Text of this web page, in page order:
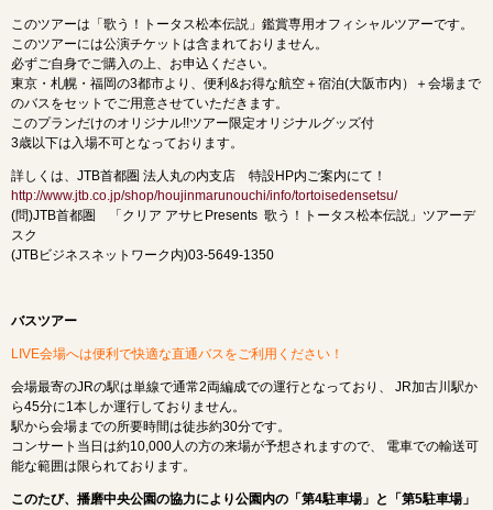
このツアーは「歌う！トータス松本伝説」鑑賞専用オフィシャルツアーです。
このツアーには公演チケットは含まれておりません。
必ずご自身でご購入の上、お申込ください。
東京・札幌・福岡の3都市より、便利&お得な航空＋宿泊(大阪市内）＋会場まで
のバスをセットでご用意させていただきます。
このプランだけのオリジナル!!ツアー限定オリジナルグッズ付
3歳以下は入場不可となっております。
詳しくは、JTB首都圏 法人丸の内支店 特設HP内ご案内にて！
http://www.jtb.co.jp/shop/houjinmarunouchi/info/tortoisedensetsu/
(問)JTB首都圏 「クリア アサヒPresents 歌う！トータス松本伝説」ツアーデ
スク
(JTBビジネスネットワーク内)03-5649-1350
バスツアー
LIVE会場へは便利で快適な直通バスをご利用ください！
会場最寄のJRの駅は単線で通常2両編成での運行となっており、 JR加古川駅か
ら45分に1本しか運行しておりません。
駅から会場までの所要時間は徒歩約30分です。
コンサート当日は約10,000人の方の来場が予想されますので、 電車での輸送可
能な範囲は限られております。
このたび、播磨中央公園の協力により公園内の「第4駐車場」と「第5駐車場」